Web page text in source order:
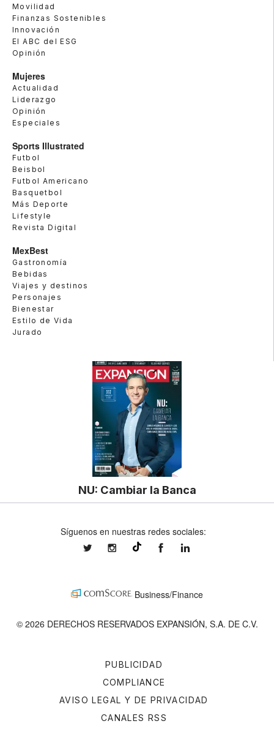
Movilidad
Finanzas Sostenibles
Innovación
El ABC del ESG
Opinión
Mujeres
Actualidad
Liderazgo
Opinión
Especiales
Sports Illustrated
Futbol
Beisbol
Futbol Americano
Basquetbol
Más Deporte
Lifestyle
Revista Digital
MexBest
Gastronomía
Bebidas
Viajes y destinos
Personajes
Bienestar
Estilo de Vida
Jurado
NU: Cambiar la Banca
PUBLICIDAD
COMPLIANCE
AVISO LEGAL Y DE PRIVACIDAD
CANALES RSS
Síguenos en nuestras redes sociales:
expansionmxexpansionmx ExpansionMex
Business/Finance
© 2026 DERECHOS RESERVADOS EXPANSIÓN, S.A. DE C.V.